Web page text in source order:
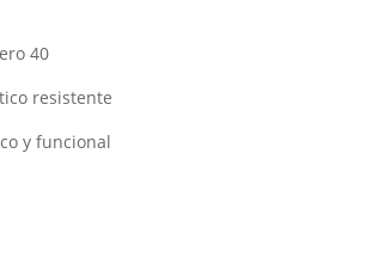
40
resistente
y funcional